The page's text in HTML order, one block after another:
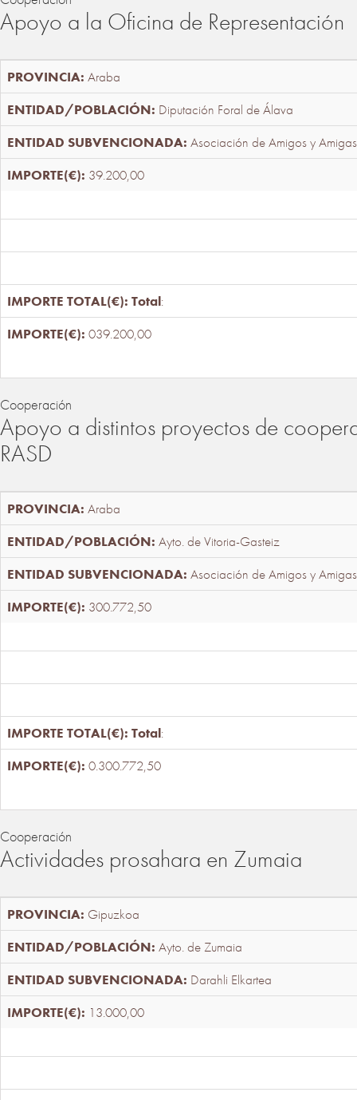
Apoyo a la Oficina de Representación
Araba
Diputación Foral de Álava
Asociación de Amigos y
39.200,00
Total:
039.200,00
Cooperación
Apoyo a distintos proyectos de
RASD
Araba
Ayto. de Vitoria-Gasteiz
Asociación de Amigos y
300.772,50
Total:
0.300.772,50
Cooperación
Actividades prosahara en Zumaia
Gipuzkoa
Ayto. de Zumaia
Darahli Elkartea
13.000,00